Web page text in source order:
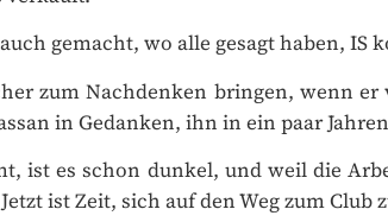
gemacht, wo alle gesagt haben, IS
zum Nachdenken bringen, wenn
in Gedanken, ihn in ein paar
ist es schon dunkel, und weil die
ist Zeit, sich auf den Weg zum